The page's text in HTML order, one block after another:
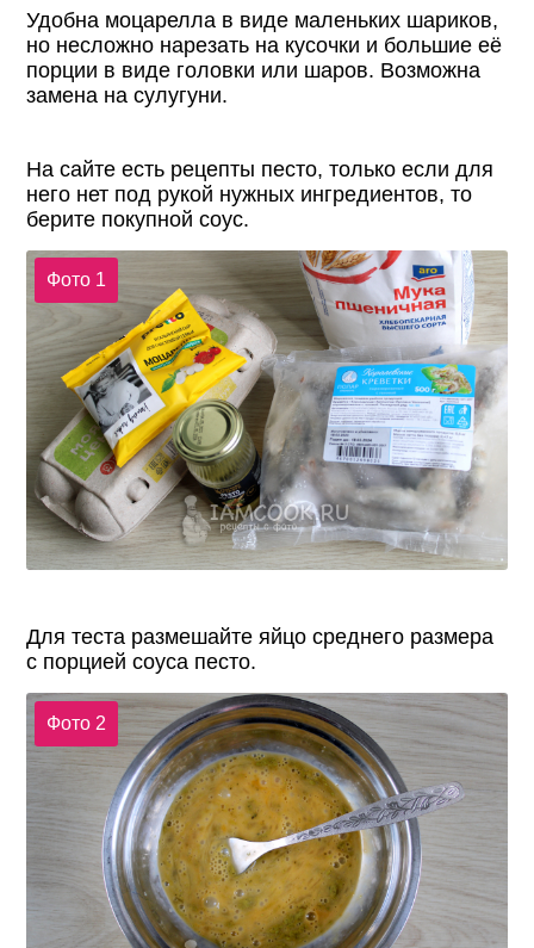
Удобна моцарелла в виде маленьких шариков,
но несложно нарезать на кусочки и большие её
порции в виде головки или шаров. Возможна
замена на сулугуни.
На сайте есть рецепты песто, только если для
него нет под рукой нужных ингредиентов, то
берите покупной соус.
Фото 1
Для теста размешайте яйцо среднего размера
с порцией соуса песто.
Фото 2